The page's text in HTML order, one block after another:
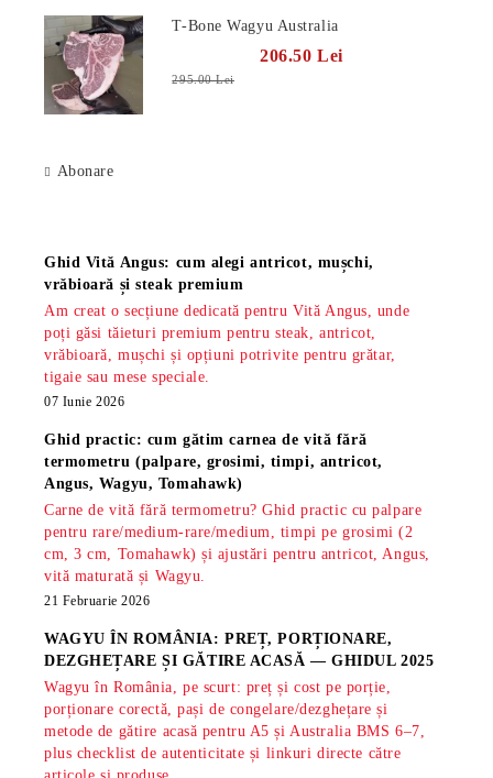
T-Bone Wagyu Australia
206.50 Lei
295.00 Lei
Abonare
Ghid Vită Angus: cum alegi antricot, mușchi,
vrăbioară și steak premium
Am creat o secțiune dedicată pentru Vită Angus, unde
poți găsi tăieturi premium pentru steak, antricot,
vrăbioară, mușchi și opțiuni potrivite pentru grătar,
tigaie sau mese speciale.
07 Iunie 2026
Ghid practic: cum gătim carnea de vită fără
termometru (palpare, grosimi, timpi, antricot,
Angus, Wagyu, Tomahawk)
Carne de vită fără termometru? Ghid practic cu palpare
pentru rare/medium-rare/medium, timpi pe grosimi (2
cm, 3 cm, Tomahawk) și ajustări pentru antricot, Angus,
vită maturată și Wagyu.
21 Februarie 2026
WAGYU ÎN ROMÂNIA: PREȚ, PORȚIONARE,
DEZGHEȚARE ȘI GĂTIRE ACASĂ — GHIDUL 2025
Wagyu în România, pe scurt: preț și cost pe porție,
porționare corectă, pași de congelare/dezghețare și
metode de gătire acasă pentru A5 și Australia BMS 6–7,
plus checklist de autenticitate și linkuri directe către